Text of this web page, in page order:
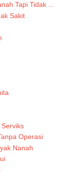
Tapi Tidak ...
Sakit
Operasi
Nanah